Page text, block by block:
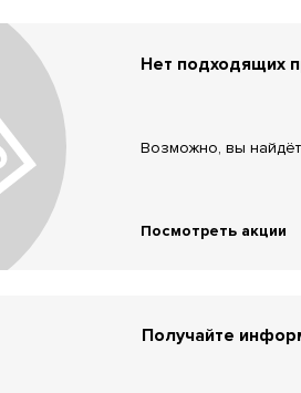
Нет подходящих
Возможно, вы
Посмотреть акции
Получайте